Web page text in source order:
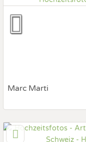
Fotobox mit Zubehör
Marc Marti
Art des Shootings: